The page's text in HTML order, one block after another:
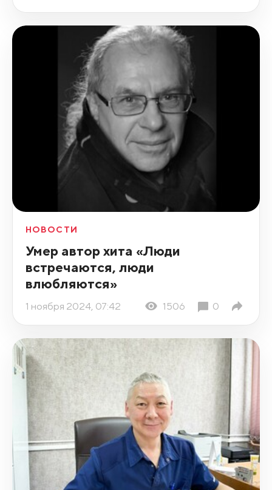
НОВОСТИ
Умер автор хита «Люди
встречаются, люди
влюбляются»
1 ноября 2024, 07:42 1506 0